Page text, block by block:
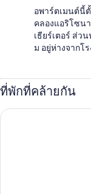
อพาร์ตเมนต์นี้
คลองแอริโซน
เธียร์เตอร์ ส่ว
ม อยู่ห่างจากโ
ที่พักที่คล้ายกัน
โมเทล 6 ฟีนิกซ์, AZ –